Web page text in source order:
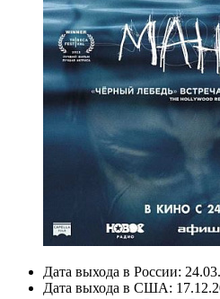
Дата выхода в России:
Дата выхода в США: